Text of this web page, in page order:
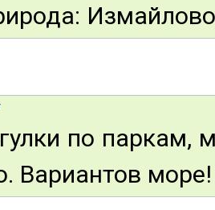
по паркам,
Вариантов море!